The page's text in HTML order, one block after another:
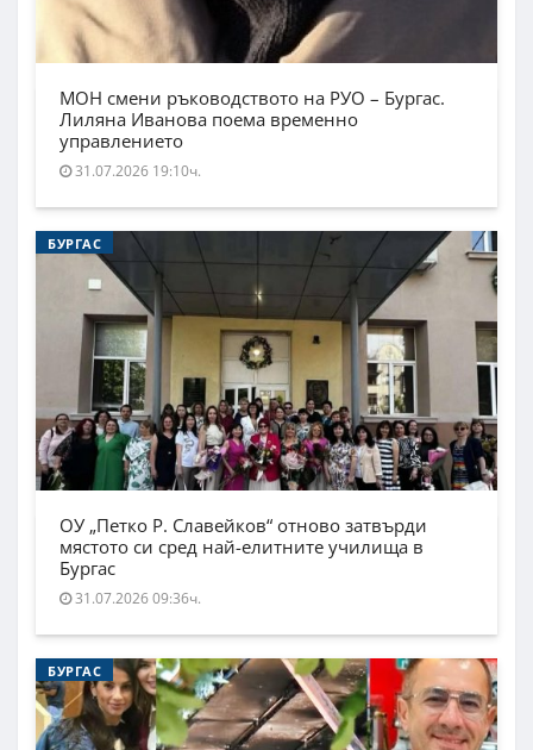
МОН смени ръководството на РУО – Бургас.
Лиляна Иванова поема временно
управлението
31.07.2026 19:10ч.
БУРГАС
ОУ „Петко Р. Славейков“ отново затвърди
мястото си сред най-елитните училища в
Бургас
31.07.2026 09:36ч.
БУРГАС